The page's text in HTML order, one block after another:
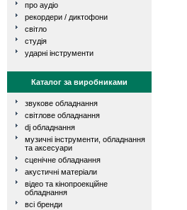
про аудіо
рекордери / диктофони
світло
студія
ударні інструменти
Каталог за виробниками
звукове обладнання
світлове обладнання
dj обладнання
музичні інструменти, обладнання
та аксесуари
сценічне обладнання
акустичні матеріали
відео та кінопроекційне
обладнання
всі бренди